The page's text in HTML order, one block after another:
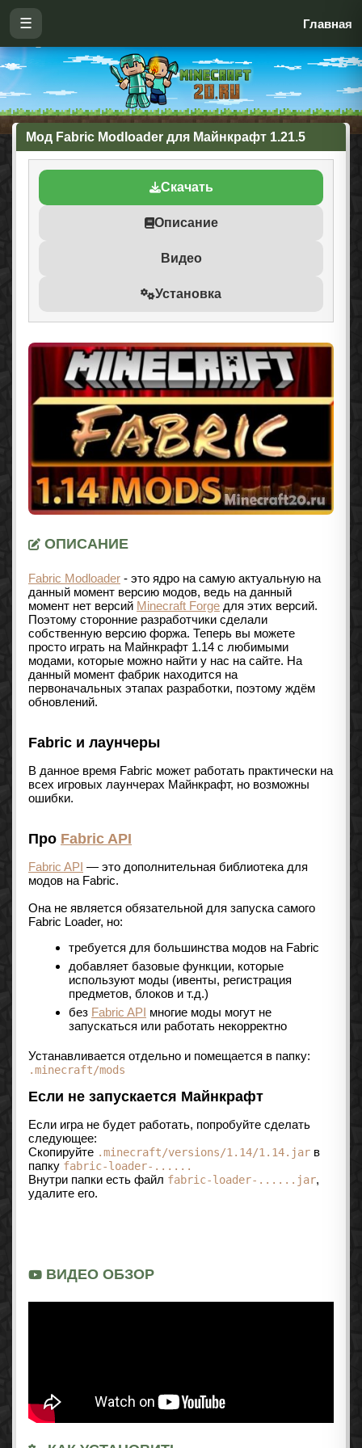
☰ Главная
Мод Fabric Modloader для Майнкрафт 1.21.5
Скачать
Описание
Видео
Установка
ОПИСАНИЕ
Fabric Modloader - это ядро на самую актуальную на
данный момент версию модов, ведь на данный
момент нет версий Minecraft Forge для этих версий.
Поэтому сторонние разработчики сделали
собственную версию форжа. Теперь вы можете
просто играть на Майнкрафт 1.14 с любимыми
модами, которые можно найти у нас на сайте. На
данный момент фабрик находится на
первоначальных этапах разработки, поэтому ждём
обновлений.
Fabric и лаунчеры
В данное время Fabric может работать практически на
всех игровых лаунчерах Майнкрафт, но возможны
ошибки.
Про Fabric API
Fabric API — это дополнительная библиотека для
модов на Fabric.
Она не является обязательной для запуска самого
Fabric Loader, но:
требуется для большинства модов на Fabric
добавляет базовые функции, которые
используют моды (ивенты, регистрация
предметов, блоков и т.д.)
без Fabric API многие моды могут не
запускаться или работать некорректно
Устанавливается отдельно и помещается в папку:
.minecraft/mods
Если не запускается Майнкрафт
Если игра не будет работать, попробуйте сделать
следующее:
Скопируйте .minecraft/versions/1.14/1.14.jar в
папку fabric-loader-......
Внутри папки есть файл fabric-loader-......jar,
удалите его.
ВИДЕО ОБЗОР